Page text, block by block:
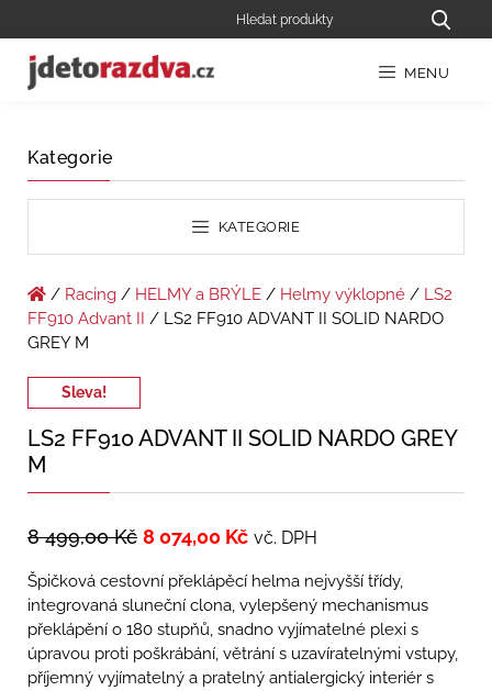
MENU
Kategorie
KATEGORIE
/ Racing / HELMY a BRÝLE / Helmy výklopné / LS2
FF910 Advant II
/ LS2 FF910 ADVANT II SOLID NARDO
GREY M
Sleva!
LS2 FF910 ADVANT II SOLID NARDO GREY
M
8 499,00Kč 8 074,00 Kč vč. DPH
Špičková cestovní překlápěcí helma nejvyšší třídy,
integrovaná sluneční clona, vylepšený mechanismus
překlápění o 180 stupňů, snadno vyjímatelné plexi s
úpravou proti poškrábání, větrání s uzavíratelnými vstupy,
příjemný vyjímatelný a pratelný antialergický interiér s